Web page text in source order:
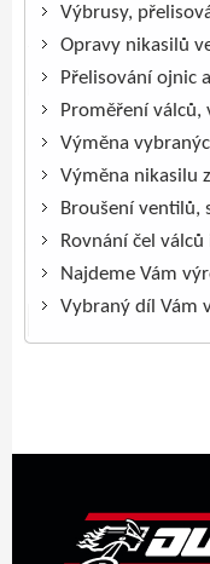
Výbrusy,
Opravy nikasilů
Přelisování ojnic
Proměření
Výměna
Výměna nikasilu
Broušení ventilů,
Rovnání čel válců
Najdeme Vám
Vybraný díl Vám